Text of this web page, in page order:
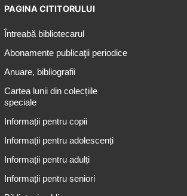
PAGINA CITITORULUI
Întreabă bibliotecarul
Abonamente publicaţii periodice
Anuare, bibliografii
Cartea lunii din colecțiile
speciale
Informații pentru copii
Informații pentru adolescenți
Informații pentru adulți
Informații pentru seniori